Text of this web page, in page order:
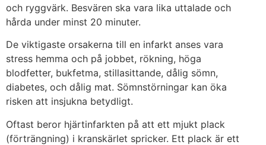
och ryggvärk. Besvären ska vara lika uttalade och
hårda under minst 20 minuter.
De viktigaste orsakerna till en infarkt anses vara
stress hemma och på jobbet, rökning, höga
blodfetter, bukfetma, stillasittande, dålig sömn,
diabetes, och dålig mat. Sömnstörningar kan öka
risken att insjukna betydligt.
Oftast beror hjärtinfarkten på att ett mjukt plack
(förträngning) i kranskärlet spricker. Ett plack är ett